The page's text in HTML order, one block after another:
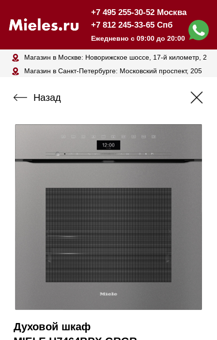
+7 495 255-30-52 Москва
Ежедневно с 09:00 до 20:00
Магазин в Москве: Новорижское шоссе, 17-й километр, 2
Магазин в Санкт-Петербурге: Московский проспект, 205
Назад
Духовой шкаф
MIELE H7464BPX GRGR
Получить консультацию
331 000₽ 371 000₽
Карта, QR,
безнал